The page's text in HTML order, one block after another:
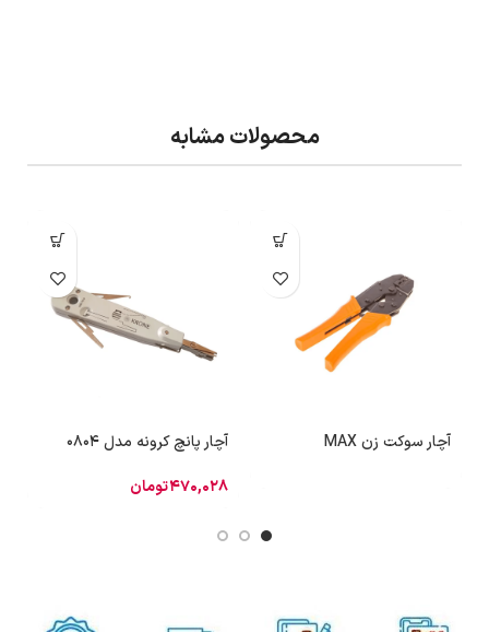
محصولات مشابه
آچار سوکت زن MAX
آچار پانچ کرونه مدل 0804
470,028تومان